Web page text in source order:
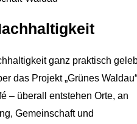
ganz praktisch
das Projekt „Grünes Waldau“
– überall entstehen Orte, an
Gemeinschaft und